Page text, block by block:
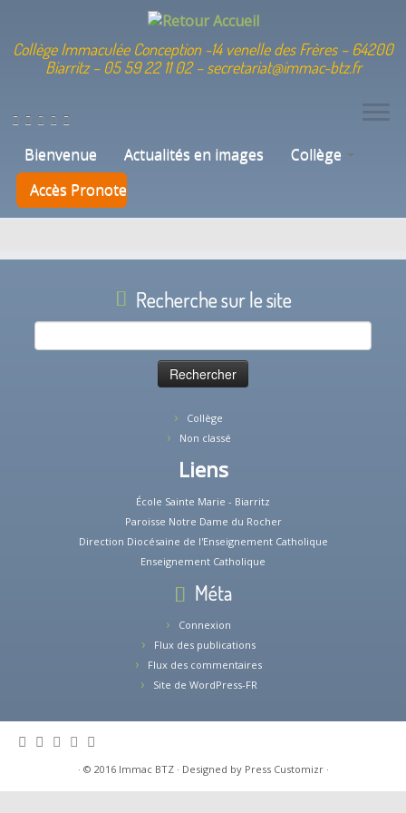
Collège Immaculée Conception -14 venelle des Frères – 64200
Biarritz – 05 59 22 11 02 – secretariat@immac-btz.fr
Bienvenue Actualités en images
Collège
Accès Pronote
Catégorie de téléchargement :
Histoire Géographie
Recherche sur le site
Rechercher :
Collège
Non classé
Liens
École Sainte Marie - Biarritz
Paroisse Notre Dame du Rocher
Direction Diocésaine de l'Enseignement Catholique
Enseignement Catholique
Méta
Connexion
Flux des publications
Flux des commentaires
Site de WordPress-FR
· © 2016 Immac BTZ· Designed by Press Customizr·